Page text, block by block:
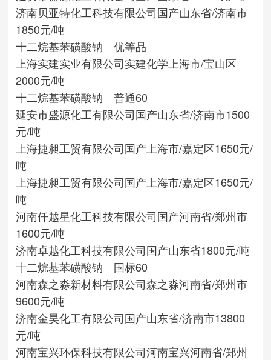
济南贝亚特化工科技有限公司国产山东省/济南市
1850元/吨
十二烷基苯磺酸钠 优等品
上海实建实业有限公司实建化学 上海市/宝山区
2000元/吨
十二烷基苯磺酸钠 普通60
延安市盛源化工有限公司国产山东省/济南市1500
元/吨
上海捷昶工贸有限公司国产 上海市/嘉定区1650元/
吨
上海捷昶工贸有限公司国产 上海市/嘉定区1650元/
吨
河南仟越星化工科技有限公司国产河南省/郑州市
1600元/吨
济南卓越化工科技有限公司国产山东省1800元/吨
十二烷基苯磺酸钠 国标60
河南森之淼新材料有限公司森之淼河南省/郑州市
9600元/吨
济南金昊化工有限公司国产山东省/济南市13800
元/吨
河南宝兴环保科技有限公司河南宝兴河南省/郑州